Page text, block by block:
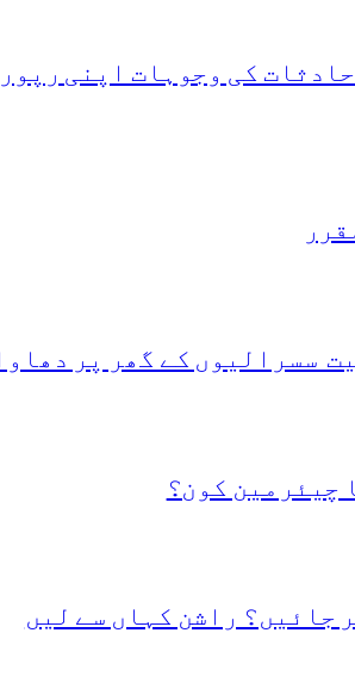
کی وجوہات اپنی
سسرالیوں کے گھر پر دھاوا
چیئرمین کون؟
جائیں؟ راشن کہاں سے لیں